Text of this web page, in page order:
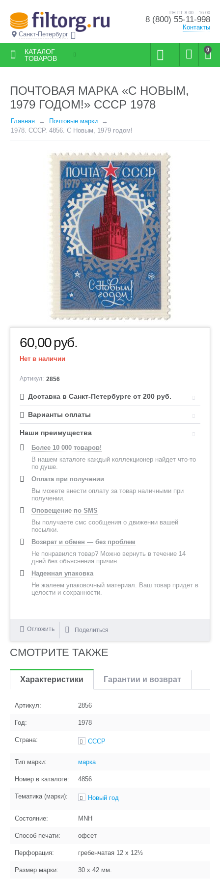
Санкт-Петербург
ПН-ПТ 8.00 – 16.00
8 (800) 55-11-998
Контакты
0
КАТАЛОГ
ТОВАРОВ
ПОЧТОВАЯ МАРКА «С НОВЫМ,
1979 ГОДОМ!» СССР 1978
Главная
Почтовые марки
1978. СССР. 4856. С Новым, 1979 годом!
60,00руб.
Нет в наличии
Артикул: 2856
Доставка в Санкт-Петербурге от 200 руб.
Варианты оплаты
Наши преимущества
Более 10 000 товаров!
В нашем каталоге каждый коллекционер найдет что-то
по душе.
Оплата при получении
Вы можете внести оплату за товар наличными при
получении.
Оповещение по SMS
Вы получаете смс сообщения о движении вашей
посылки.
Возврат и обмен — без проблем
Не понравился товар? Можно вернуть в течение 14
дней без объяснения причин.
Надежная упаковка
Не жалеем упаковочный материал. Ваш товар придет в
целости и сохранности.
Отложить Поделиться
СМОТРИТЕ ТАКЖЕ
Характеристики Гарантии и возврат
Артикул: 2856
Год: 1978
Страна: СССР
Тип марки: марка
Номер в каталоге: 4856
Тематика (марки): Новый год
Состояние: MNH
Способ печати: офсет
Перфорация: гребенчатая 12 x 12½
Размер марки: 30 x 42 мм.